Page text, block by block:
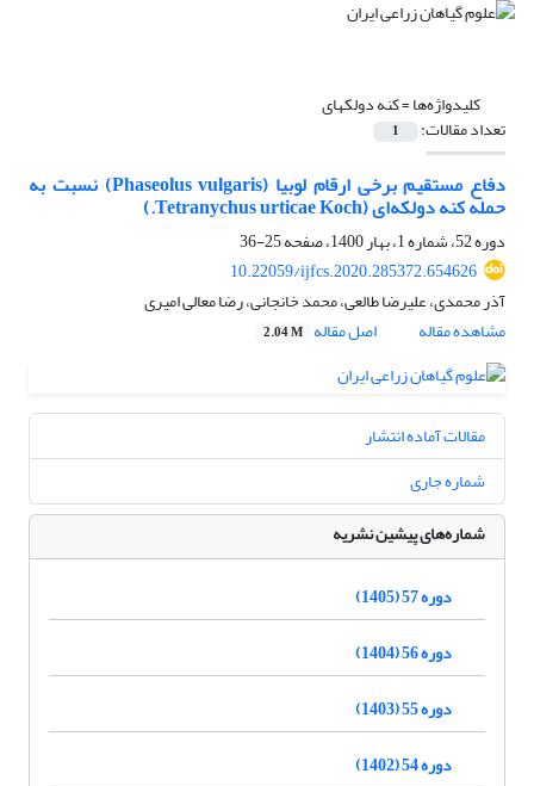
کلیدواژه‌ها =کنه دو­لکه­ای
تعداد مقالات: 1
دفاع مستقیم برخی ارقام لوبیا (Phaseolus vulgaris) نسبت به
حمله کنه دو‌لکه‌ای (Tetranychus urticae Koch.)
دوره 52، شماره 1، بهار 1400، صفحه
25-36
10.22059/ijfcs.2020.285372.654626
آذر محمدی، علیرضا طالعی، محمد خانجانی، رضا معالی امیری
مشاهده مقاله
اصل مقاله 2.04 M
مقالات آماده انتشار
شماره جاری
شماره‌های پیشین نشریه
دوره 57 (1405)
دوره 56 (1404)
دوره 55 (1403)
دوره 54 (1402)